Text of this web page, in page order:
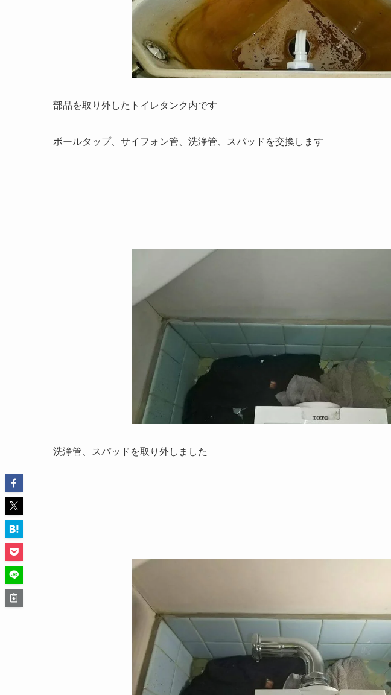
部品を取り外したトイレタンク内です
ボールタップ、サイフォン管、洗浄管、スパッドを交換します
洗浄管、スパッドを取り外しました